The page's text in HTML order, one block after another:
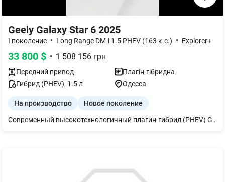
Geely Galaxy Star 6 2025
I поколение • Long Range DM-i 1.5 PHEV (163 к.с.) • Explorer+
33 800 $ • 1 508 156 грн
Передний привод
Плагін-гібридна
Гибрид (PHEV), 1.5л Одесса
На производство Новое поколение
Современный высокотехнологичный плагин-гибрид (PHEV) Geely Galaxy Star 6 в комплектации 125km Explorer+ ! Автомобиль сочетает в себе футуристичный дизайн, впечатляющую динамику и максимальную экономичность благодаря передовой гибридной системе. Идеальный выбор как для ежедневных поездок городом чисто на электротяге, так и для дальних путешествий без забот о зарядке. Экономичность: Запас хода на чистой электрике составляет до 125 км (по циклу CLTC). Объем топливного бака — 52 литра, что обеспечивает огромный общий запас хода. Надежный двигатель 1.5 PHEV мощностью 163 л.с. Большой сенсорный экран, Интеллектуальная операционная система Galaxy OS, Качественная премиум-акустика. Адаптивный круиз-контроль (ACC), Система удержания в строю, мониторинг слепых зон, Автоматическое экстренное торможение. Камеры кругового обзора 360°, парктроники, Бесключевой доступ, запуск двигателя с кнопки, Панорамная крыша, климат-контроль. Полностью светодиодные (LED) матричные фары Длина – 4806 мм, Ширина – 1886 мм, Высота – 1490 мм